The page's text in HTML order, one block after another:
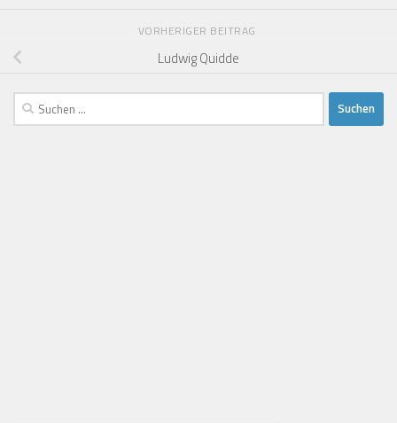
VORHERIGER BEITRAG
Ludwig Quidde
Suchen
nach: